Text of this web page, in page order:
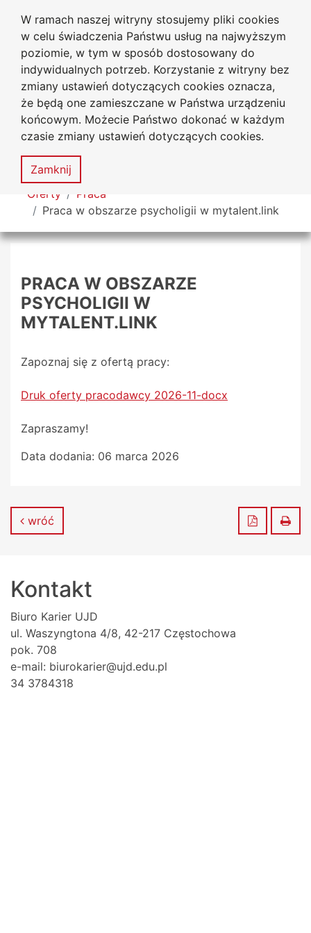
W ramach naszej witryny stosujemy pliki cookies
w celu świadczenia Państwu usług na najwyższym
poziomie, w tym w sposób dostosowany do
indywidualnych potrzeb. Korzystanie z witryny bez
zmiany ustawień dotyczących cookies oznacza,
że będą one zamieszczane w Państwa urządzeniu
końcowym. Możecie Państwo dokonać w każdym
czasie zmiany ustawień dotyczących cookies.
Zamknij
Przejdź do głównego menu
Przejdź do treści
Przejdź do wyszukiwarki
Przejdź do mapy serwisu
Uniwersytet
Jana Długosza w Częstochowie
Biuro Karier
Deklaracja
dostępności
Mapa
serwisu
MENU
Tutaj jesteś
Oferty
Praca
Praca w obszarze psycholigii w mytalent.link
PRACA W OBSZARZE
PSYCHOLIGII W
MYTALENT.LINK
Zapoznaj się z ofertą pracy:
Druk oferty pracodawcy 2026-11-docx
Zapraszamy!
Data dodania: 06 marca 2026
wróć Zapisz do
Kontakt
Biuro Karier UJD
ul. Waszyngtona 4/8, 42-217 Częstochowa
pok. 708
e-mail: biurokarier@ujd.edu.pl
34 3784318